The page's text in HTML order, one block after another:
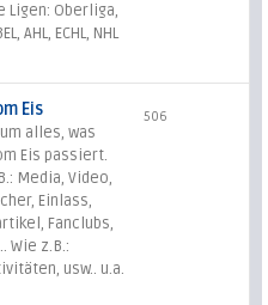
Ligen: Oberliga,
AHL, ECHL, NHL
Eis
alles, was
Eis passiert.
Media, Video,
Einlass,
Fanclubs,
Wie z.B.:
usw.. u.a.
506